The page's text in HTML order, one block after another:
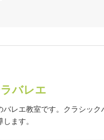
ラバレエ
バレエ教室です。クラシック
ます。